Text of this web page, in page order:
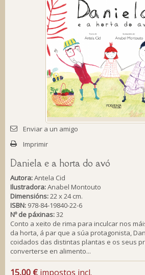
Enviar a un amigo
Imprimir
Daniela e a horta do avó
Autora:Antela Cid
Ilustradora:Anabel Montouto
Dimensións:22 x 24 cm.
ISBN: 978-84-19840-22-6
Nº de páxinas:32
Conto a xeito de rima para inculcar nos
da horta, á par que a súa protagonista,
coidados das distintas plantas e os seus
converterse en alimento...
15,00 € impostos incl.